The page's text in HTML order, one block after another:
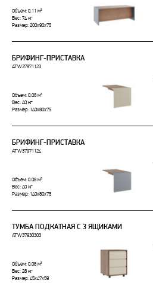
Объем: 0.11 м³
Вес: 74 кг
Размер: 200x90x75
БРИФИНГ-ПРИСТАВКА
ATW37971123
Объем: 0.08 м³
Вес: 40 кг
Размер: 140x80x75
БРИФИНГ-ПРИСТАВКА
ATW37971124
Объем: 0.08 м³
Вес: 40 кг
Размер: 140x80x75
ТУМБА ПОДКАТНАЯ С 3 ЯЩИКАМИ
ATW37930303
Объем: 0.06 м³
Вес: 28 кг
Размер: 45x47x59